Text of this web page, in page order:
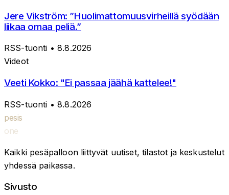
Jere Vikström: ”Huolimattomuusvirheillä syödään
liikaa omaa peliä.”
RSS-tuonti • 8.8.2026
Videot
Veeti Kokko: "Ei passaa jäähä kattelee!"
RSS-tuonti • 8.8.2026
pesis
one
Kaikki pesäpalloon liittyvät uutiset, tilastot ja keskustelut
yhdessä paikassa.
Sivusto